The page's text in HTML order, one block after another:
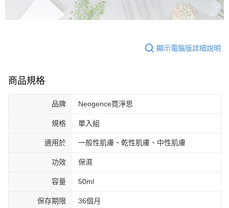
顯示電腦版詳細說明
商品規格
品牌 Neogence霓淨思
規格 單入組
適用於 一般性肌膚、乾性肌膚、中性肌膚
功效 保濕
容量 50ml
保存期限 36個月